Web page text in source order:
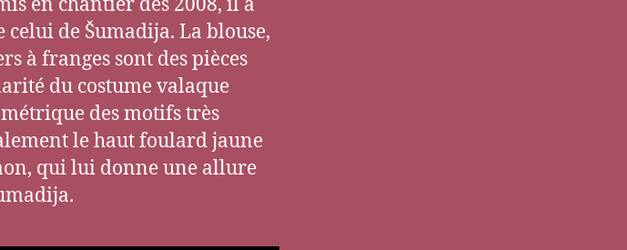
en chantier dès 2008, il a
de Šumadija. La blouse,
à franges sont des pièces
du costume valaque
des motifs très
le haut foulard jaune
qui lui donne une allure